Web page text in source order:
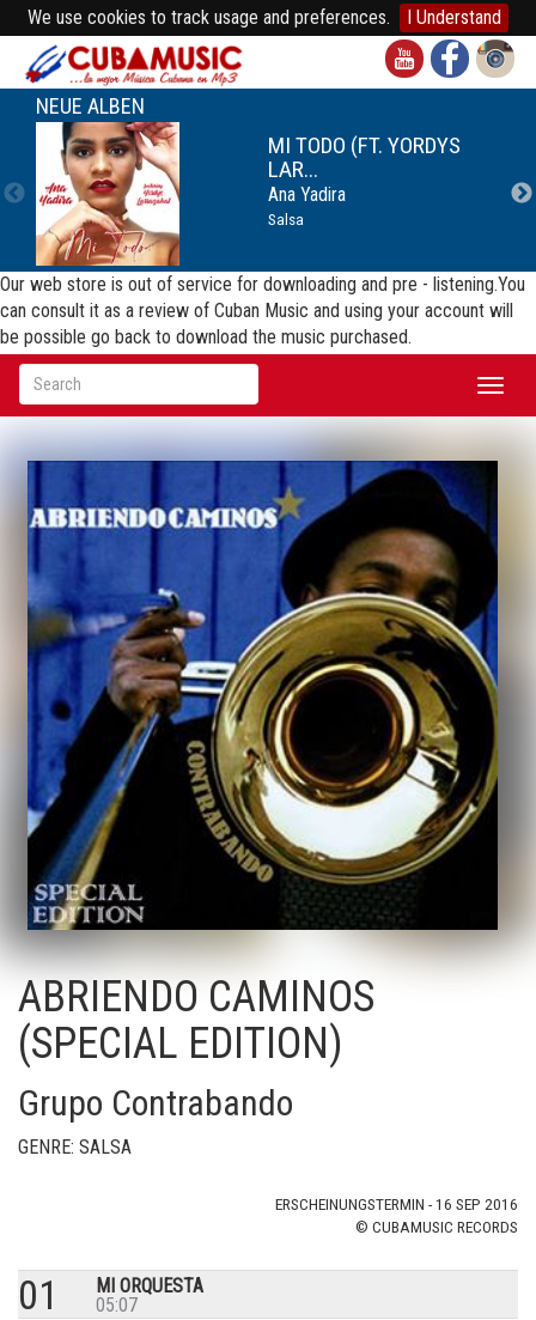
We use cookies to track usage and preferences. I Understand
NEUE ALBEN
MI TODO (FT. YORDYS
LAR...
Ana Yadira
Salsa
Our web store is out of service for downloading and pre - listening.You
can consult it as a review of Cuban Music and using your account will
be possible go back to download the music purchased.
ABRIENDO CAMINOS
(SPECIAL EDITION)
Grupo Contrabando
GENRE: SALSA
ERSCHEINUNGSTERMIN - 16 SEP 2016
© CUBAMUSIC RECORDS
01
MI ORQUESTA
05:07